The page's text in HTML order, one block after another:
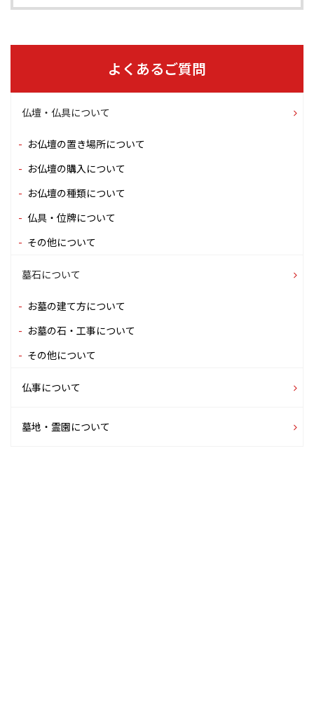
よくあるご質問
仏壇・仏具について
お仏壇の置き場所について
お仏壇の購入について
お仏壇の種類について
仏具・位牌について
その他について
墓石について
お墓の建て方について
お墓の石・工事について
その他について
仏事について
墓地・霊園について